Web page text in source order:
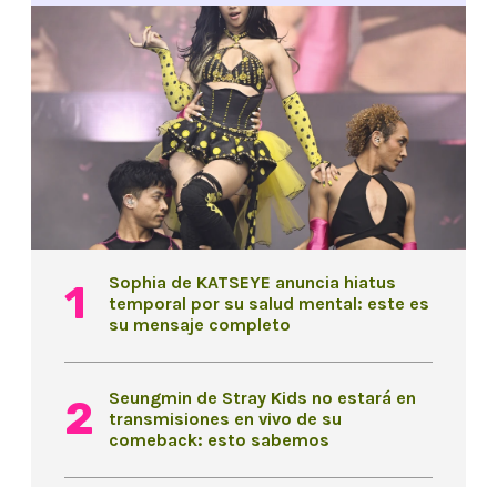
Sophia de KATSEYE anuncia hiatus
temporal por su salud mental: este es
su mensaje completo
Seungmin de Stray Kids no estará en
transmisiones en vivo de su
comeback: esto sabemos